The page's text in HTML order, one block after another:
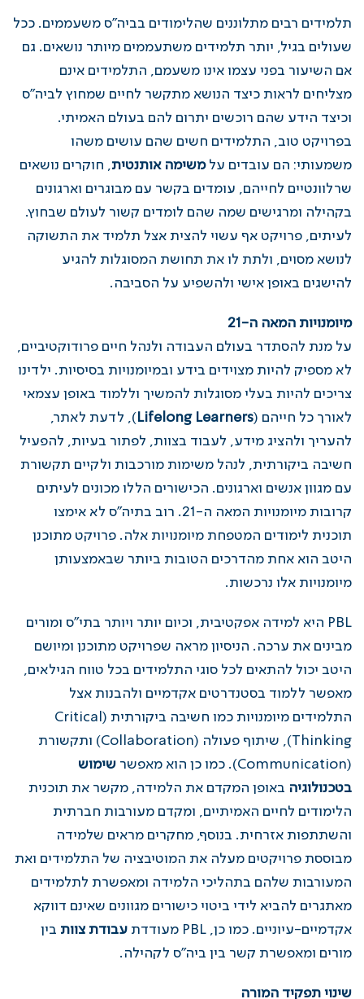
תלמידים רבים מתלוננים שהלימודים בביה"ס משעממים. ככל
שעולים בגיל, יותר תלמידים משתעממים מיותר נושאים. גם
אם השיעור בפני עצמו אינו משעמם, התלמידים אינם
מצליחים לראות כיצד הנושא מתקשר לחיים שמחוץ לביה"ס
וכיצד הידע שהם רוכשים יתרום להם בעולם האמיתי.
בפרויקט טוב, התלמידים חשים שהם עושים משהו
משמעותי: הם עובדים עלמשימה אותנטית , חוקרים נושאים
שרלוונטיים לחייהם, עומדים בקשר עם מבוגרים וארגונים
בקהילה ומרגישים שמה שהם לומדים קשור לעולם שבחוץ.
לעיתים, פרויקט אף עשוי להצית אצל תלמיד את התשוקה
לנושא מסוים, ולתת לו את תחושת המסוגלות להגיע
להישגים באופן אישי ולהשפיע על הסביבה.
מיומנויות המאה ה-21
על מנת להסתדר בעולם העבודה ולנהל חיים פרודוקטיביים,
לא מספיק להיות מצוידים בידע ובמיומנויות בסיסיות. ילדינו
צריכים להיות בעלי מסוגלות להמשיך וללמוד באופן עצמאי
לאורך כל חייהם (Lifelong Learners ), לדעת לאתר,
להעריך ולהציג מידע, לעבוד בצוות, לפתור בעיות, להפעיל
חשיבה ביקורתית, לנהל משימות מורכבות ולקיים תקשורת
עם מגוון אנשים וארגונים. הכישורים הללו מכונים לעיתים
קרובות מיומנויות המאה ה-21. רוב בתיה"ס לא אימצו
תוכנית לימודים המטפחת מיומנויות אלה. פרויקט מתוכנן
היטב הוא אחת מהדרכים הטובות ביותר שבאמצעותן
מיומנויות אלו נרכשות.
PBL היא למידה אפקטיבית, וכיום יותר ויותר בתי"ס ומורים
מבינים את ערכה. הניסיון מראה שפרויקט מתוכנן ומיושם
היטב יכול להתאים לכל סוגי התלמידים בכל טווח הגילאים,
מאפשר ללמוד בסטנדרטים אקדמיים ולהבנות אצל
התלמידים מיומנויות כמו חשיבה ביקורתית (Critical
Thinking), שיתוף פעולה (Collaboration) ותקשורת
(Communication). כמו כן הוא מאפשר
שימוש
בטכנולוגיה באופן המקדם את הלמידה, מקשר את תוכנית
הלימודים לחיים האמיתיים, ומקדם מעורבות חברתית
והשתתפות אזרחית. בנוסף, מחקרים מראים שלמידה
מבוססת פרויקטים מעלה את המוטיבציה של התלמידים ואת
המעורבות שלהם בתהליכי הלמידה ומאפשרת לתלמידים
מאתגרים להביא לידי ביטוי כישורים מגוונים שאינם דווקא
אקדמיים-עיוניים. כמו כן, PBL מעודדת
עבודת צוות בין
מורים ומאפשרת קשר בין ביה"ס לקהילה.
שינוי תפקיד המורה